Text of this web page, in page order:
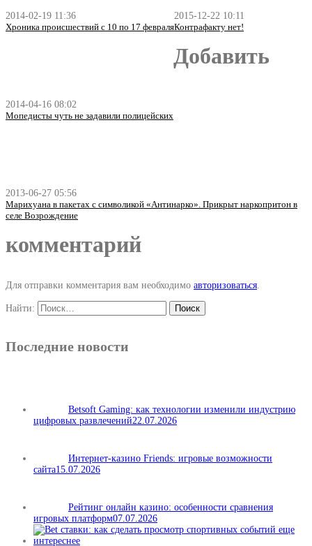
2014-02-19 11:36
Хроника происшествий с 10 по 17 февраля
2015-12-22 10:11
Контрафакту нет!
2014-04-16 08:02
Мопедисты чуть не задавили полицейских
2013-06-27 05:56
Марихуана в пакетах с символикой «Антинарко». Прикрыт наркопритон в
селе Возрождение
Добавить
комментарий
Для отправки комментария вам необходимо авторизоваться
Найти:
Последние новости
Betsoft Gaming: как технологии изменили индустрию
цифровых развлечений22.07.2026
Интернет-казино Friends: игровые возможности
сайта15.07.2026
Рейтинг онлайн казино: особенности сравнения
игровых платформ07.07.2026